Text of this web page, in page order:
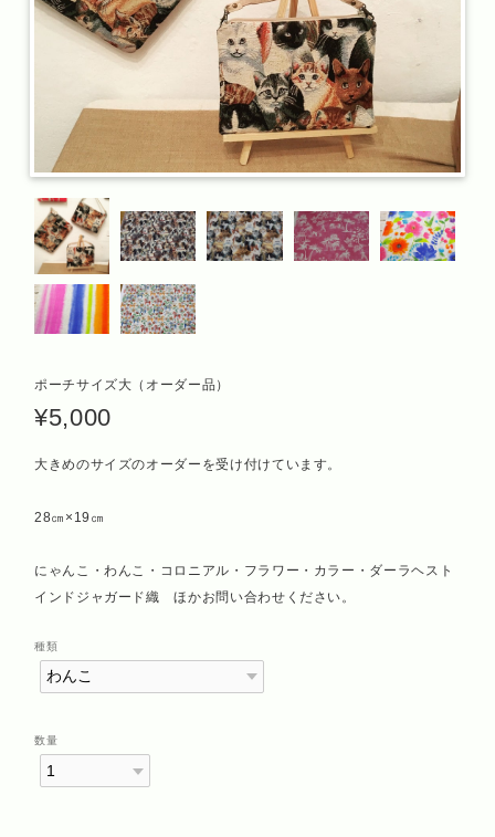
ポーチサイズ大（オーダー品）
¥5,000
大きめのサイズのオーダーを受け付けています。
28㎝×19㎝
にゃんこ・わんこ・コロニアル・フラワー・カラー・ダーラヘスト
インドジャガード織 ほかお問い合わせください。
種類
数量